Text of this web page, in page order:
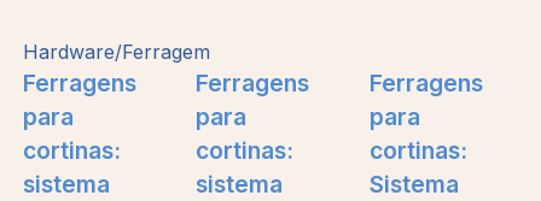
Hardware/Ferragem
Ferragens
para
cortinas:
sistema
Ferragens
para
cortinas:
sistema
Ferragens
para
cortinas:
Sistema